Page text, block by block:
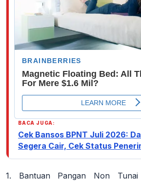
BACA JUGA:
Cek Bansos BPNT Juli 2026:
Segera Cair, Cek Status
1. Bantuan Pangan Non